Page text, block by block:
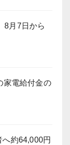
8月7日から
家電給付金の
へ約64,000円